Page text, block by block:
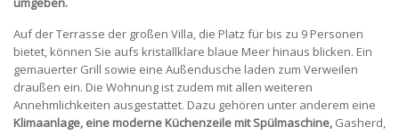
Auf der Terrasse der großen Villa, die Platz für bis zu 9 Personen
bietet, können Sie aufs kristallklare blaue Meer hinaus blicken. Ein
gemauerter Grill sowie eine Außendusche laden zum Verweilen
draußen ein. Die Wohnung ist zudem mit allen weiteren
Annehmlichkeiten ausgestattet. Dazu gehören unter anderem eine
Klimaanlage, eine moderne Küchenzeile mit Spülmaschine, Gasherd,